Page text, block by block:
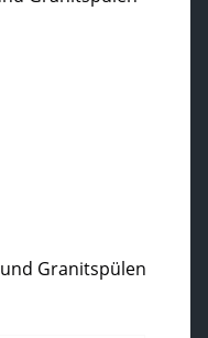
und Granitspülen